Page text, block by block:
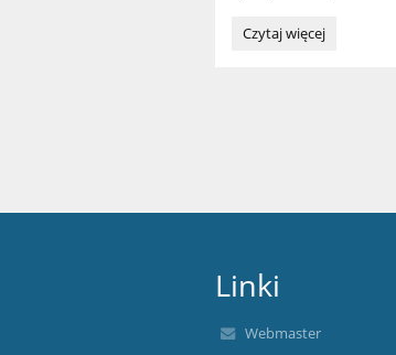
Sportowe
Czytaj więcej
Linki
Webmaster